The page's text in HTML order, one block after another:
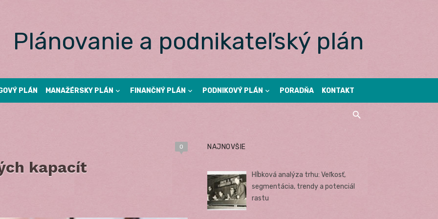
Plánovanie a podnikateľský plán
PLÁN MANAŽÉRSKY PLÁN FINANČNÝ PLÁN PODNIKOVÝ PLÁN PORADŇA KONTAKT
0
kapacít
NAJNOVŠIE
Hĺbková analýza trhu: Veľkosť,
segmentácia, trendy a potenciál
rastu